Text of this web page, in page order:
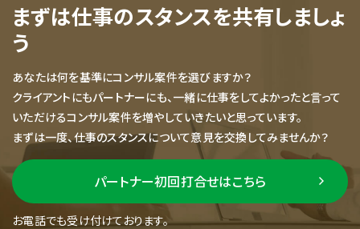
まずは仕事のスタンスを共有しましょ
う
あなたは何を基準にコンサル案件を選びますか？
クライアントにもパートナーにも、一緒に仕事をしてよかったと言って
いただけるコンサル案件を増やしていきたいと思っています。
まずは一度、仕事のスタンスについて意見を交換してみませんか？
パートナー初回打合せはこちら
お電話でも受け付けております。